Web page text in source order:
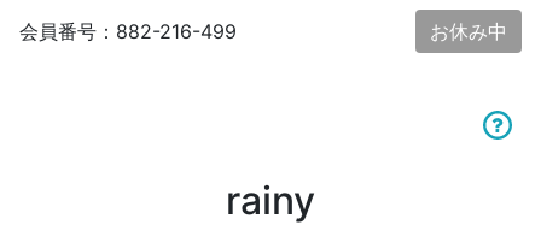
会員番号：882-216-499 お休み中
rainy